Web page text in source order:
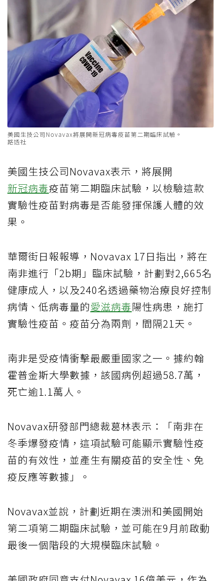
美國生技公司Novavax將展開新冠病毒疫苗第二期臨床試驗。
路透社
美國生技公司Novavax表示，將展開
新冠病毒疫苗第二期臨床試驗，以檢驗這款
實驗性疫苗對病毒是否能發揮保護人體的效
果。
華爾街日報報導，Novavax 17日指出，將在
南非進行「2b期」臨床試驗，計劃對2,665名
健康成人，以及240名透過藥物治療良好控制
病情、低病毒量的愛滋病毒陽性病患，施打
實驗性疫苗。疫苗分為兩劑，間隔21天。
南非是受疫情衝擊最嚴重國家之一。據約翰
霍普金斯大學數據，該國病例超過58.7萬，
死亡逾1.1萬人。
Novavax研發部門總裁葛林表示：「南非在
冬季爆發疫情，這項試驗可能顯示實驗性疫
苗的有效性，並產生有關疫苗的安全性、免
疫反應等數據」。
Novavax並說，計劃近期在澳洲和美國開始
第二項第二期臨床試驗，並可能在9月前啟動
最後一個階段的大規模臨床試驗。